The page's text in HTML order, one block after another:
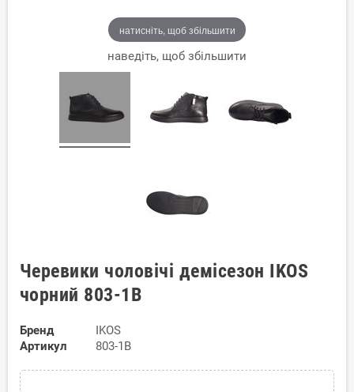
натисніть, щоб збільшити
наведіть, щоб збільшити
Черевики чоловічі демісезон IKOS
чорний 803-1B
Бренд
IKOS
Артикул
803-1B